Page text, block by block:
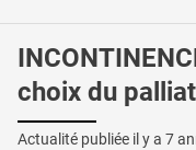
choix du
Actualité publiée il y a 7